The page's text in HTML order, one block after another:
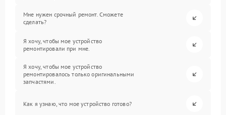
Мне нужен срочный ремонт. Сможете
сделать?
Я хочу, чтобы мое устройство
ремонтировали при мне.
Я хочу, чтобы мое устройство
ремонтировалось только оригинальными
запчастями.
Как я узнаю, что мое устройство готово?